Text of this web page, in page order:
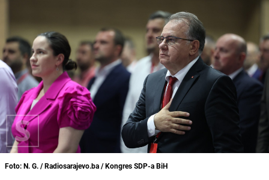
Foto: N. G. / Radiosarajevo.ba / Kongres SDP-a BiH